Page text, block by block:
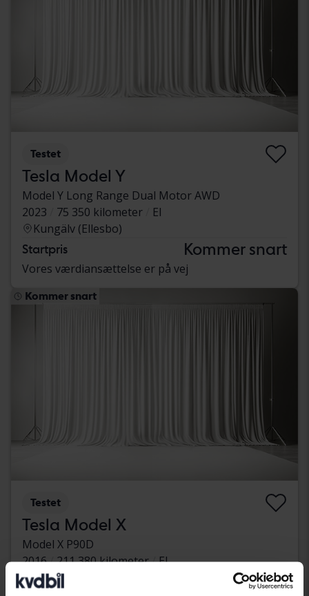
Testet
Tesla Model Y
Model Y Long Range Dual Motor AWD
2023
75 350 kilometer
El
Kungälv (Ellesbo)
Startpris Kommer snart
Vores værdiansættelse er på vej
Kommer snart
Testet
Tesla Model X
Model X P90D
2016
211 380 kilometer
El
Åkersberga (Runö)